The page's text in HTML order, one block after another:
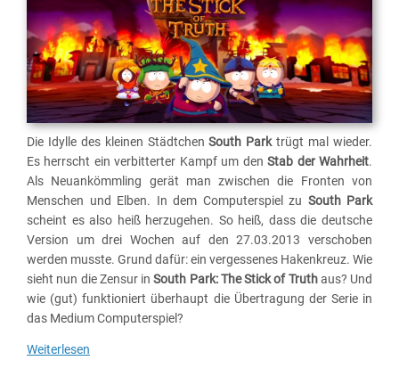
Die Idylle des kleinen StädtchenSouth Parktrügt mal wieder.
Es herrscht ein verbitterter Kampf um denStab der Wahrheit.
Als Neuankömmling gerät man zwischen die Fronten von
Menschen und Elben. In dem Computerspiel zu South Park
scheint es also heiß herzugehen. So heiß, dass die deutsche
Version um drei Wochen auf den 27.03.2013 verschoben
werden musste. Grund dafür: ein vergessenes Hakenkreuz. Wie
sieht nun die Zensur inSouth Park: The Stick of Truthaus? Und
wie (gut) funktioniert überhaupt die Übertragung der Serie in
das Medium Computerspiel?
Weiterlesen